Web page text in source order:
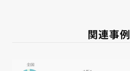
関連事例